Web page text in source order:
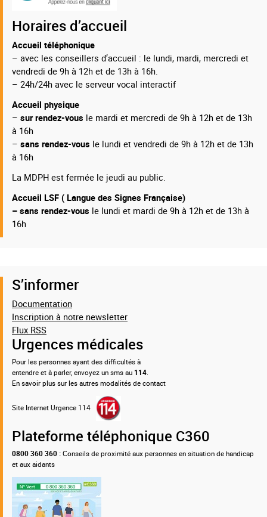
Horaires d’accueil
Accueil téléphonique
– avec les conseillers d’accueil : le lundi, mardi, mercredi et
vendredi de 9h à 12h et de 13h à 16h.
– 24h/24h avec le serveur vocal interactif
Accueil physique
– sur rendez-vous le mardi et mercredi de 9h à 12h et de 13h
à 16h
– sans rendez-vous le lundi et vendredi de 9h à 12h et de 13h
à 16h
La MDPH est fermée le jeudi au public.
Accueil LSF ( Langue des Signes Française)
– sans rendez-vous le lundi et mardi de 9h à 12h et de 13h à
16h
S’informer
Documentation
Inscription à notre newsletter
Flux RSS
Urgences médicales
Pour les personnes ayant des difficultés à
entendre et à parler, envoyez un sms au 114.
En savoir plus sur les autres modalités de contact
Site Internet Urgence 114
Plateforme téléphonique C360
0800 360 360 : Conseils de proximité aux personnes en situation de handicap
et aux aidants